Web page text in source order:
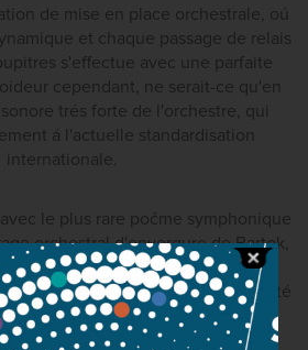
de mise en place orchestrale, oú
et chaque passage de relais
s'effectue avec une parfaite
cependant, ne serait-ce qu'en
trés forte de l'orchestre, qui
á l'actuelle standardisation
internationale.
le plus rare počme symphonique
orchestral d'envergure de Bartok,
de nets restes d'influences post-
straussiennes (Bartok avait été
d'Also sprach Zarathustra). Ici
faire de l'orchestre qui se révéle